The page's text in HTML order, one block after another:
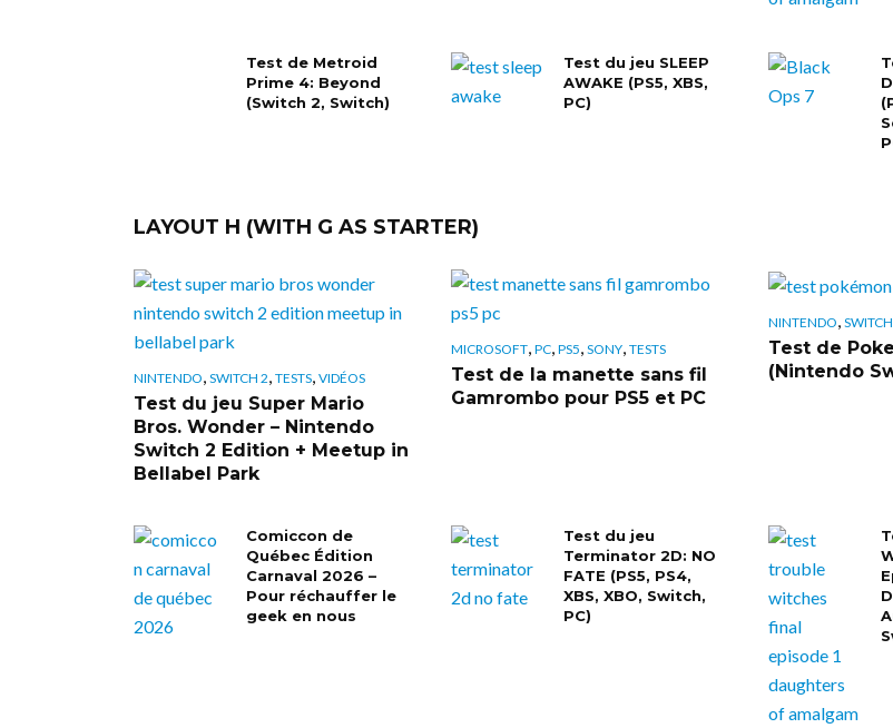
Test de Metroid
Prime 4: Beyond
(Switch 2, Switch)
Test du jeu SLEEP
AWAKE (PS5, XBS,
PC)
LAYOUT H (WITH G AS STARTER)
NINTENDO, SWITCH 2, TESTS, VIDÉOS
Test du jeu Super Mario
Bros. Wonder – Nintendo
Switch 2 Edition + Meetup in
Bellabel Park
MICROSOFT, PC, PS5, SONY, TESTS
Test de la manette sans fil
Gamrombo pour PS5 et PC
NINTENDO,
Test de
(Nintendo
Comiccon de
Québec Édition
Carnaval 2026 –
Pour réchauffer le
geek en nous
Test du jeu
Terminator 2D: NO
FATE (PS5, PS4,
XBS, XBO, Switch,
PC)